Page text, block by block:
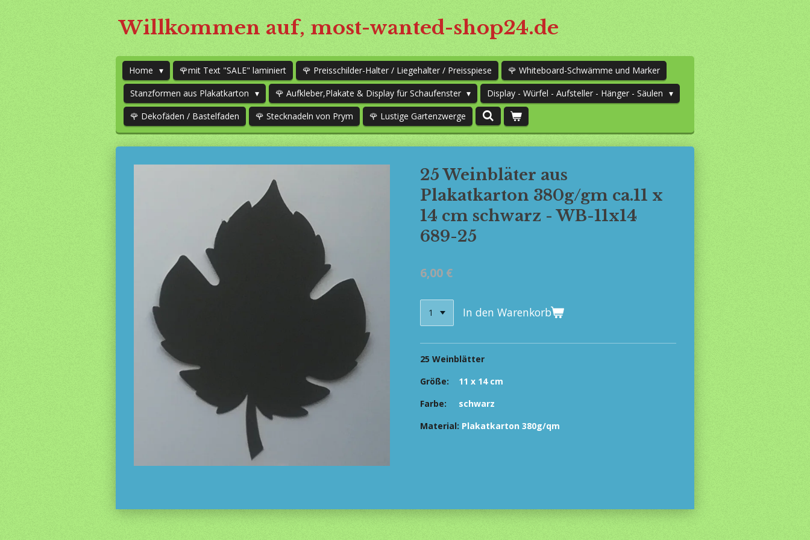
Willkommen auf, most-wanted-shop24.de
Home 🌹mit Text "SALE" laminiert 🌹 Preisschilder-Halter / Liegehalter / Preisspiese
🌹 Whiteboard-Schwämme und Marker
Stanzformen aus Plakatkarton
🌹 Aufkleber,Plakate & Display für Schaufenster
Display - Würfel - Aufsteller - Hänger - Säulen
🌹 Dekofäden / Bastelfaden
🌹 Stecknadeln von Prym 🌹 Lustige Gartenzwerge
25 Weinbläter aus
Plakatkarton 380g/gm ca.11 x
14 cm schwarz - WB-11x14
689-25
6,00 €
In den Warenkorb
25 Weinblätter
Größe:
11 x 14 cm
Farbe: schwarz
Material: Plakatkarton 380g/qm